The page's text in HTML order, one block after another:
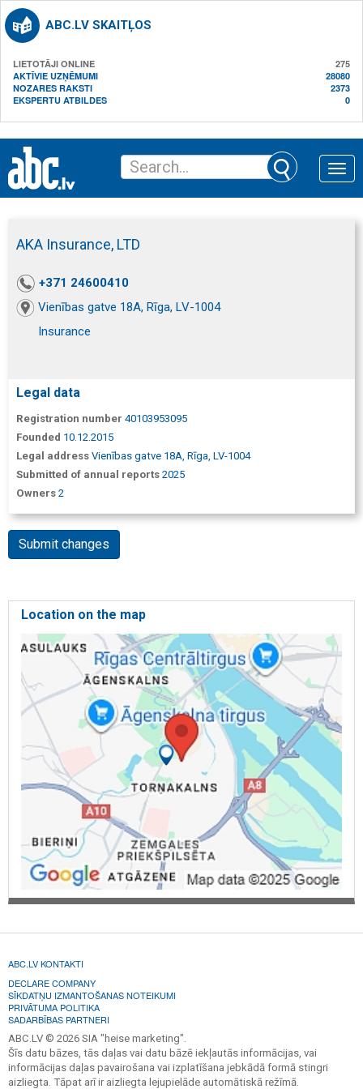
ABC.LV SKAITĻOS
LIETOTĀJI ONLINE
275
AKTĪVIE UZŅĒMUMI
28080
NOZARES RAKSTI
2373
EKSPERTU ATBILDES
0
Toggle
AKA Insurance, LTD
+371 24600410
Vienības gatve 18A, Rīga, LV-1004
Insurance
Legal data
Registration number 40103953095
Founded 10.12.2015
Legal address Vienības gatve 18A, Rīga, LV-1004
Submitted of annual reports 2025
Owners 2
Submit changes
Location on the map
ABC.LV KONTAKTI
DECLARE COMPANY
SĪKDATŅU IZMANTOŠANAS NOTEIKUMI
PRIVĀTUMA POLITIKA
SADARBĪBAS PARTNERI
ABC.LV © 2026 SIA "heise marketing".
Šīs datu bāzes, tās daļas vai datu bāzē iekļautās informācijas, vai
informācijas daļas pavairošana vai izplatīšana jebkādā formā stingri
aizliegta. Tāpat arī ir aizliegta lejupielāde automātiskā režīmā.